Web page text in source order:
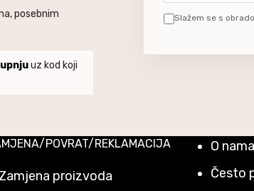
posebnim
uz kod koji
Slažem se s
POVRAT/REKLAMACIJA
Zamjena proizvoda
O nama
Često